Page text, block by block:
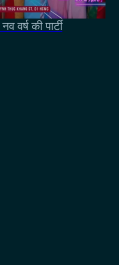
वर्ष की पार्टी